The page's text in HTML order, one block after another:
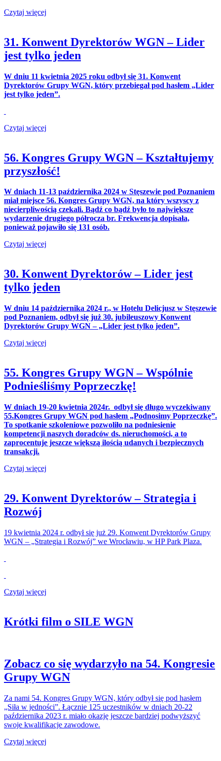
Czytaj więcej
31. Konwent Dyrektorów WGN – Lider
jest tylko jeden
W dniu 11 kwietnia 2025 roku odbył się 31. Konwent
Dyrektorów Grupy WGN, który przebiegał pod hasłem „Lider
jest tylko jeden”.
Czytaj więcej
56. Kongres Grupy WGN – Kształtujemy
przyszłość!
W dniach 11-13 października 2024 w Stęszewie pod Poznaniem
miał miejsce 56. Kongres Grupy WGN, na który wszyscy z
niecierpliwością czekali. Bądź co bądź było to największe
wydarzenie drugiego półrocza br. Frekwencja dopisała,
ponieważ pojawiło się 131 osób.
Czytaj więcej
30. Konwent Dyrektorów – Lider jest
tylko jeden
W dniu 14 października 2024 r., w Hotelu Delicjusz w Stęszewie
pod Poznaniem, odbył się już 30. jubileuszowy Konwent
Dyrektorów Grupy WGN – „Lider jest tylko jeden”.
Czytaj więcej
55. Kongres Grupy WGN – Wspólnie
Podnieśliśmy Poprzeczkę!
W dniach 19-20 kwietnia 2024r. odbył się długo wyczekiwany
55.Kongres Grupy WGN pod hasłem „Podnosimy Poprzeczkę”.
To spotkanie szkoleniowe pozwoliło na podniesienie
kompetencji naszych doradców ds. nieruchomości, a to
zaprocentuje jeszcze większą ilością udanych i bezpiecznych
transakcji.
Czytaj więcej
29. Konwent Dyrektorów – Strategia i
Rozwój
19 kwietnia 2024 r. odbył się już 29. Konwent Dyrektorów Grupy
WGN – „Strategia i Rozwój” we Wrocławiu, w HP Park Plaza.
Czytaj więcej
Krótki film o SILE WGN
Zobacz co się wydarzyło na 54. Kongresie
Grupy WGN
Za nami 54. Kongres Grupy WGN, który odbył się pod hasłem
„Siła w jedności”. Łącznie 125 uczestników w dniach 20-22
października 2023 r. miało okazję jeszcze bardziej podwyższyć
swoje kwalifikacje zawodowe.
Czytaj więcej